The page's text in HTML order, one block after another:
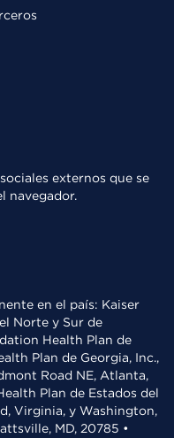
externos que se
navegador.
en el país: Kaiser
Norte y Sur de
Health Plan de
Plan de Georgia, Inc.,
Road NE, Atlanta,
Plan de Estados del
Virginia, y Washington,
MD, 20785 •